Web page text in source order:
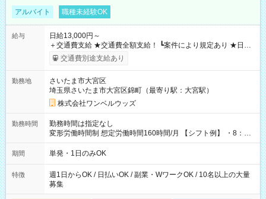
アルバイト 職種未経験OK
給与
日給13,000円～
＋交通費支給 ★交通費全額支給！ ┗案件により規定あり ★日払
いOK！（規定あり） ┗働いたその日に現金GET♪ お仕事後はコ
ンビニATMから 日払い分を引き落とせます！ 【試用期間】試
交通費別途支給あり
勤務地
さいたま市大宮区
埼玉県さいたま市大宮区錦町（最寄り駅：大宮駅）
株式会社ワンベルウッズ
勤務時間
勤務時間は指定なし
変形労働時間制 想定労働時間160時間/月 【シフト例】 ・8：00
～21：00
期間 単発・1日のみOK
特徴
週1日からOK / 日払いOK / 副業・WワークOK / 10名以上の大量
募集